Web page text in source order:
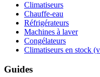
Climatiseurs
Chauffe-eau
Réfrigérateurs
Machines à laver
Congélateurs
Climatiseurs en stock
Guides